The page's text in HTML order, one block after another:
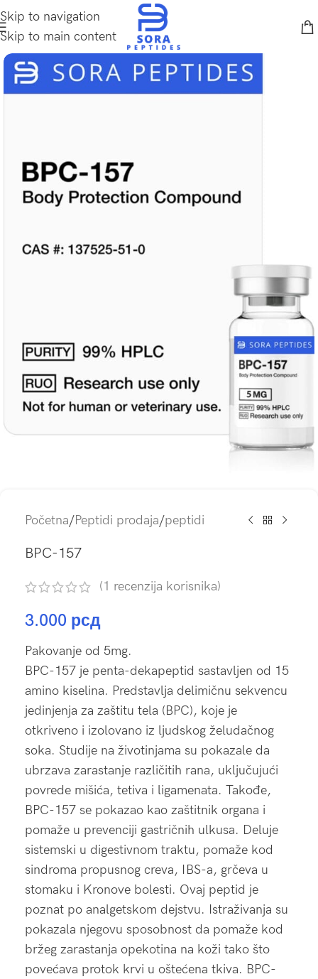
Skip to navigation
Skip to main content
Početna/Peptidi prodaja/peptidi
BPC-157
(1 recenzija korisnika)
3.000 рсд
Pakovanje od 5mg.
BPC-157 je penta-dekapeptid sastavljen od 15
amino kiselina. Predstavlja delimičnu sekvencu
jedinjenja za zaštitu tela (BPC), koje je
otkriveno i izolovano iz ljudskog želudačnog
soka. Studije na životinjama su pokazale da
ubrzava zarastanje različitih rana, uključujući
povrede mišića, tetiva i ligamenata. Takođe,
BPC-157 se pokazao kao zaštitnik organa i
pomaže u prevenciji gastričnih ulkusa. Deluje
sistemski u digestivnom traktu, pomaže kod
sindroma propusnog creva, IBS-a, grčeva u
stomaku i Kronove bolesti. Ovaj peptid je
poznat po analgetskom dejstvu. Istraživanja su
pokazala njegovu sposobnost da pomaže kod
bržeg zarastanja opekotina na koži tako što
povećava protok krvi u oštećena tkiva. BPC-